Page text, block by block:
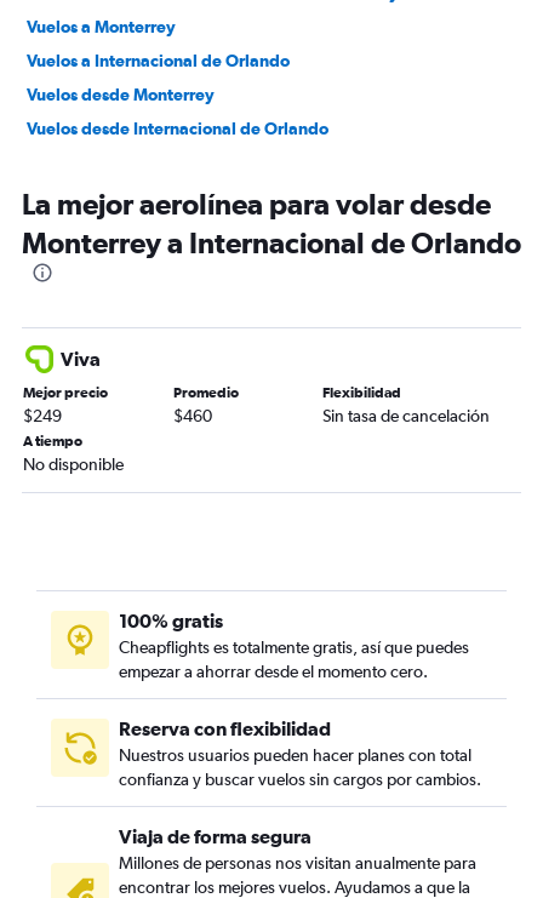
Vuelos a Monterrey
Vuelos a Internacional de Orlando
Vuelos desde Monterrey
Vuelos desde Internacional de Orlando
La mejor aerolínea para volar desde
Monterrey a Internacional de Orlando
Viva
Mejor precio
$249
Promedio
$460
Flexibilidad
Sin tasa de cancelación
A tiempo
No disponible
100% gratis
Cheapflights es totalmente gratis, así que puedes
empezar a ahorrar desde el momento cero.
Reserva con flexibilidad
Nuestros usuarios pueden hacer planes con total
confianza y buscar vuelos sin cargos por cambios.
Viaja de forma segura
Millones de personas nos visitan anualmente para
encontrar los mejores vuelos. Ayudamos a que la